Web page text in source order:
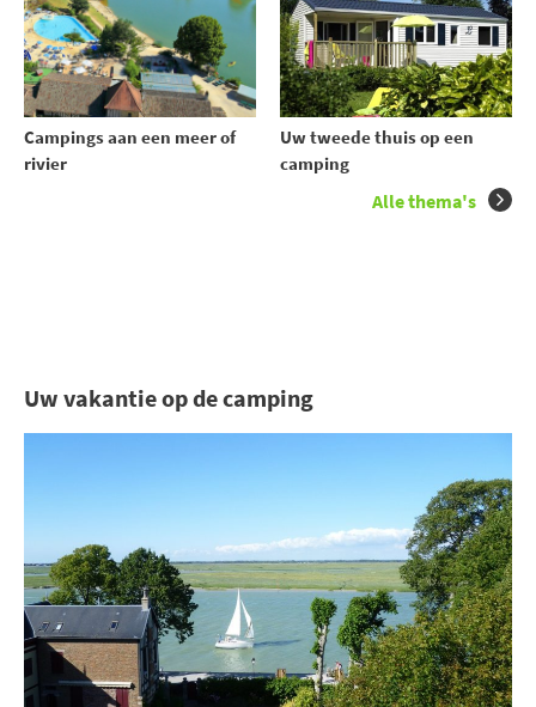
Campings aan een meer of
rivier
Uw tweede thuis op een
camping
Alle thema's
Uw vakantie op de camping